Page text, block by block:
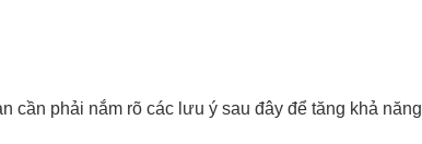
cần phải nắm rõ các lưu ý sau đây để tăng khả